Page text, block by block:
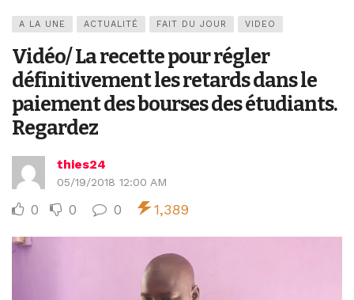
A LA UNE ACTUALITÉ FAIT DU JOUR VIDEO
Vidéo/ La recette pour régler
définitivement les retards dans le
paiement des bourses des étudiants.
Regardez
thies24
05/19/2018 12:00 AM
0 0 0 1,389